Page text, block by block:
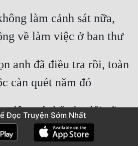
làm cảnh sát nữa,
về làm việc ở ban thư
anh đã điều tra rồi, toàn
càn quét năm đó
lên, có thể sửa đổi cũng
họ.”
Đọc Truyện Sớm Nhất